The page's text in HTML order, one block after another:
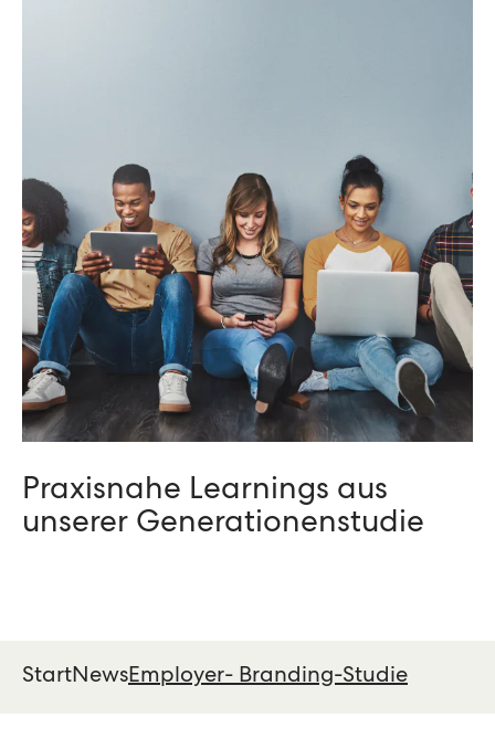
Praxisnahe Learnings aus
unserer Generationenstudie
StartNewsEmployer- Branding-Studie